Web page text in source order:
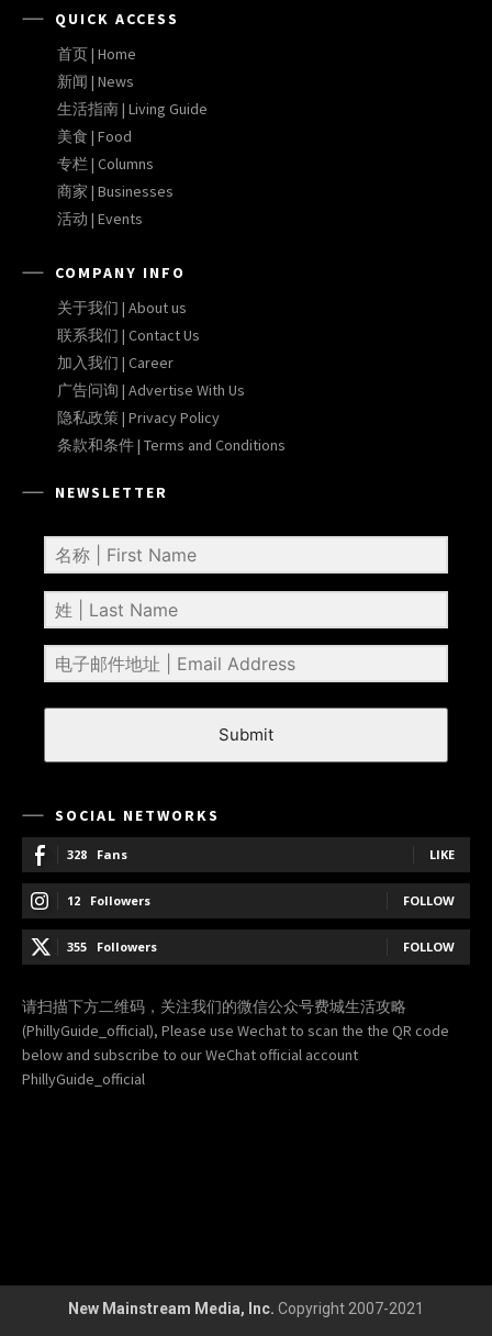
QUICK ACCESS
首页 | Home
新闻 | News
生活指南 | Living Guide
美食 | Food
专栏 | Columns
商家 | Businesses
活动 | Events
COMPANY INFO
关于我们 | About us
联系我们 | Contact Us
加入我们 | Career
广告问询 | Advertise With Us
隐私政策 | Privacy Policy
条款和条件 | Terms and Conditions
NEWSLETTER
Submit
SOCIAL NETWORKS
328 Fans LIKE
12 Followers FOLLOW
355 Followers FOLLOW
请扫描下方二维码，关注我们的微信公众号费城生活攻略
(PhillyGuide_official), Please use Wechat to scan the the QR code
below and subscribe to our WeChat official account
PhillyGuide_official
New Mainstream Media, Inc. Copyright 2007-2021